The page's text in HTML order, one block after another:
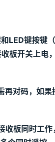
LED键按键
板开关上电
再对码，如
收板同时工